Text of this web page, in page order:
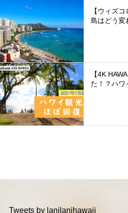
【ウィズ
島はどう変
【4K
た！？ハワ
Tweets by lanilanihawaii